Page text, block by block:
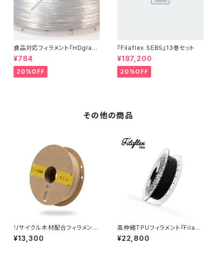
食品対応フィラメント『HDglas
s』：お試しサンプル 10M
¥784
20%OFF
『Filaflex SEBS』13巻セット
¥187,200
20%OFF
その他の商品
リサイクル木材配合フィラメント
『WoodFill』
¥13,300
高伸縮TPUフィラメント『Filafl
ex 70A』
¥22,800